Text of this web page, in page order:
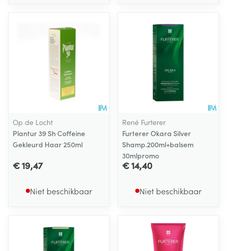
Op de Locht
Plantur 39 Sh Coffeine
Gekleurd Haar 250ml
€ 19,47
Niet beschikbaar
René Furterer
Furterer Okara Silver
Shamp.200ml+balsem
30mlpromo
€ 14,40
Niet beschikbaar